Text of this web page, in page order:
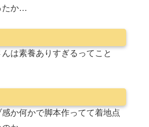
たか…
は素養ありすぎるってこと
か何かで脚本作ってて着地点